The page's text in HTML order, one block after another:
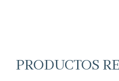
PRODUCTOS